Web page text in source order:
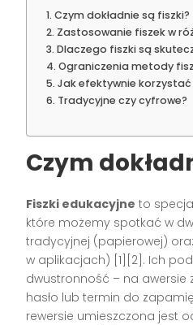
Czym dokładnie są fiszki?
Zastosowanie fiszek w
Dlaczego fiszki są
Ograniczenia metody
Jak efektywnie korzystać
Tradycyjne czy cyfrowe?
Czym
Fiszki edukacyjne to
które możemy spotkać w
tradycyjnej (papierowej)
w aplikacjach) [1][2]. Ich
dwustronność – na awersie
hasło lub termin do
rewersie umieszczona jest